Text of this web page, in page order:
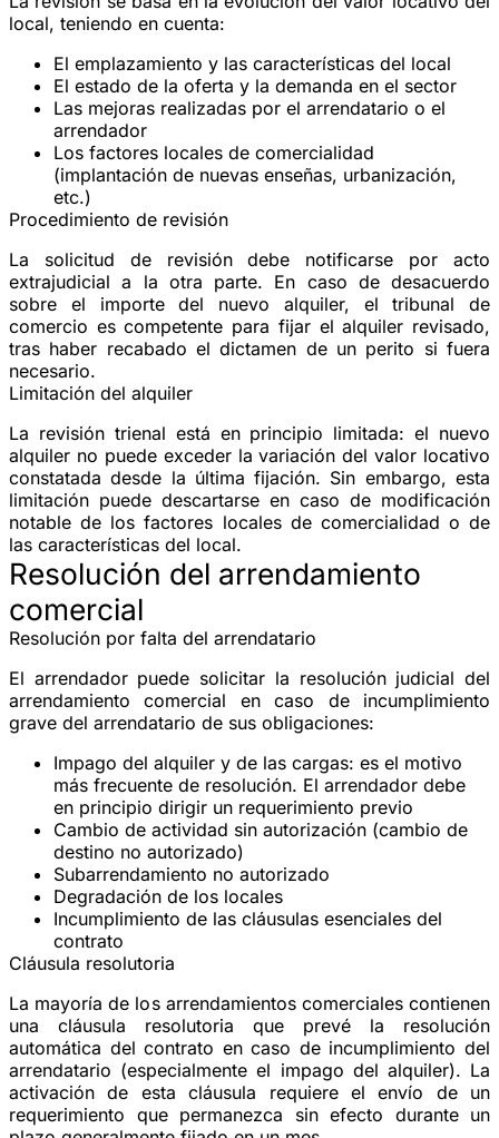
local, teniendo en cuenta:
El emplazamiento y las características del local
El estado de la oferta y la demanda en el sector
Las mejoras realizadas por el arrendatario o el
arrendador
Los factores locales de comercialidad
(implantación de nuevas enseñas, urbanización,
etc.)
Procedimiento de revisión
La solicitud de revisión debe notificarse por acto
extrajudicial a la otra parte. En caso de desacuerdo
sobre el importe del nuevo alquiler, el tribunal de
comercio es competente para fijar el alquiler revisado,
tras haber recabado el dictamen de un perito si fuera
necesario.
Limitación del alquiler
La revisión trienal está en principio limitada: el nuevo
alquiler no puede exceder la variación del valor locativo
constatada desde la última fijación. Sin embargo, esta
limitación puede descartarse en caso de modificación
notable de los factores locales de comercialidad o de
las características del local.
Resolución del arrendamiento
comercial
Resolución por falta del arrendatario
El arrendador puede solicitar la resolución judicial del
arrendamiento comercial en caso de incumplimiento
grave del arrendatario de sus obligaciones:
Impago del alquiler y de las cargas: es el motivo
más frecuente de resolución. El arrendador debe
en principio dirigir un requerimiento previo
Cambio de actividad sin autorización (cambio de
destino no autorizado)
Subarrendamiento no autorizado
Degradación de los locales
Incumplimiento de las cláusulas esenciales del
contrato
Cláusula resolutoria
La mayoría de los arrendamientos comerciales contienen
una cláusula resolutoria que prevé la resolución
automática del contrato en caso de incumplimiento del
arrendatario (especialmente el impago del alquiler). La
activación de esta cláusula requiere el envío de un
requerimiento que permanezca sin efecto durante un